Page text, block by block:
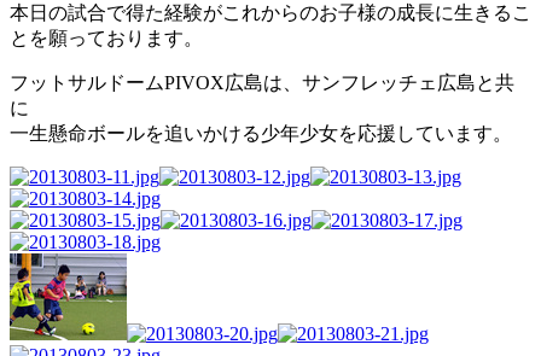
本日の試合で得た経験がこれからのお子様の成長に生きるこ
とを願っております。
フットサルドームPIVOX広島は、サンフレッチェ広島と共
に
一生懸命ボールを追いかける少年少女を応援しています。